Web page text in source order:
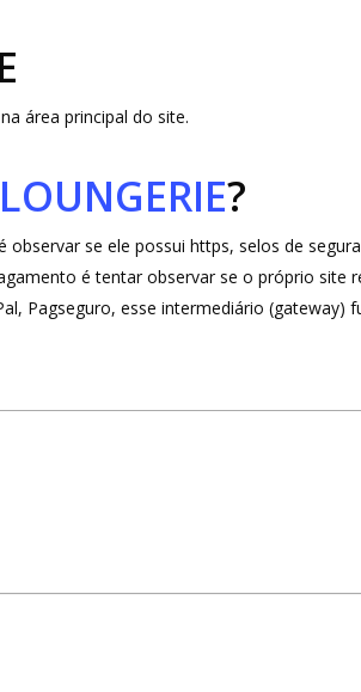
área principal do site.
LOUNGERIE?
observar se ele possui https, selos de
é tentar observar se o próprio site
Pagseguro, esse intermediário (gateway)